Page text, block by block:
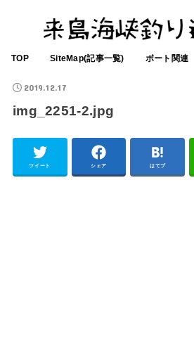
TOP SiteMap(記事一覧) ボート関連
2019.12.17
img_2251-2.jpg
ツイート シェア はてブ